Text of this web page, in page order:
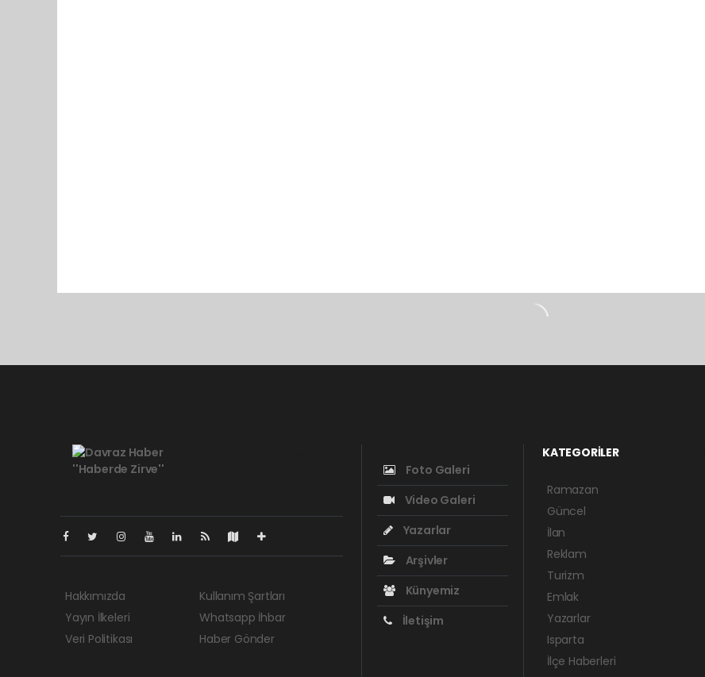
Hakkımızda
Yayın İlkeleri
Veri Politikası
Kullanım Şartları
Whatsapp İhbar
Haber Gönder
Foto Galeri
Video Galeri
Yazarlar
Arşivler
Künyemiz
İletişim
KATEGORİLER
Ramazan
Güncel
İlan
Reklam
Turizm
Emlak
Yazarlar
Isparta
İlçe Haberleri